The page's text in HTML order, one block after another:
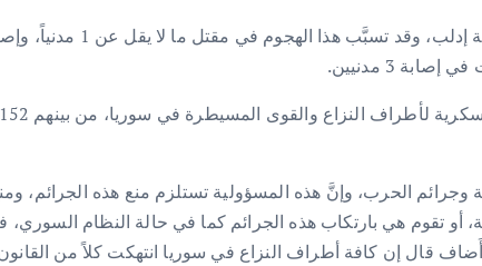
الحرب، وإنَّ هذه المسؤولية تستلزم منع هذه الجرائم،
أو تقوم هي بارتكاب هذه الجرائم كما في حالة النظام
قال إن كافة أطراف النزاع في سوريا انتهكت كلاً من القانون